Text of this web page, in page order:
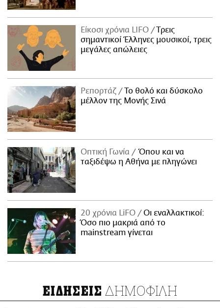
Είκοσι χρόνια LIFO
Tρεις
σημαντικοί Έλληνες μουσικοί, τρεις
μεγάλες απώλειες
Ρεπορτάζ
Το θολό και δύσκολο
μέλλον της Μονής Σινά
Οπτική Γωνία
Όπου και να
ταξιδέψω η Αθήνα με πληγώνει
20 χρόνια LiFO
Οι εναλλακτικοί:
Όσο πιο μακριά από το
mainstream γίνεται
ΕΙΔΗΣΕΙΣ ΔΗΜΟΦΙΛΗ